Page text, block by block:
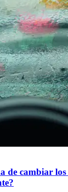
de cambiar